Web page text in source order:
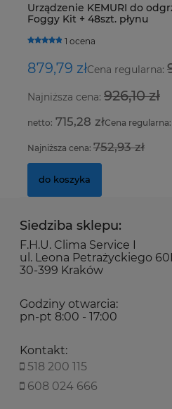
Urządzenie KEMURI do
Foggy Kit + 48szt. płynu
1 ocena
879,79 złCena regularna:
Najniższa cena: 926,10 zł
715,28 złCena
Najniższa cena: 752,93 zł
do koszyka
Zaworek klimatyzacji VW,
27,155 x 7,8 mm z
0 ocen
7,00 zł
5,69 zł
do koszyka
Siedziba sklepu:
F.H.U. Clima Service I
ul. Leona Petrażyckiego
30-399 Kraków
Godziny otwarcia:
pn-pt 8:00 - 17:00
Kontakt:
518 200 115
608 024 666